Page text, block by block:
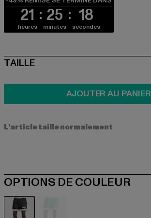
21
heures
25
minutes
18
secondes
SIZE
TAILLE
AJOUTER AU PANIER
L'article taille normalement
OPTIONS DE COULEUR